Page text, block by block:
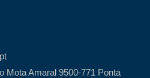
Mota Amaral 9500-771 Ponta